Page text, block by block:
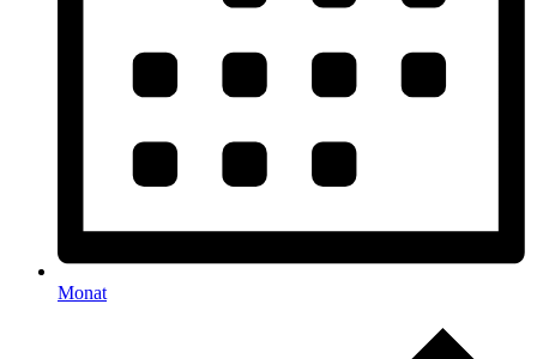
Monat